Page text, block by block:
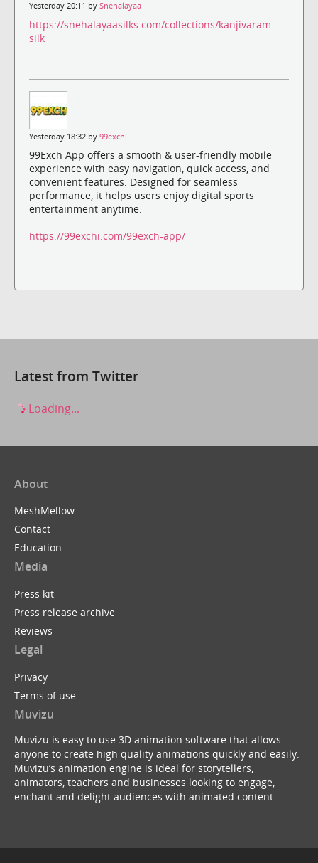
Yesterday 20:11 by Snehalayaa
https://snehalayaasilks.com/collections/kanjivaram-
silk
Yesterday 18:32 by 99exchi
99Exch App offers a smooth & user-friendly mobile
experience with easy navigation, quick access, and
convenient features. Designed for seamless
performance, it helps users enjoy digital sports
entertainment anytime.
https://99exchi.com/99exch-app/
Latest from Twitter
Loading...
About
MeshMellow
Contact
Education
Media
Press kit
Press release archive
Reviews
Legal
Privacy
Terms of use
Muvizu
Muvizu is easy to use 3D animation software that allows
anyone to create high quality animations quickly and easily.
Muvizu’s animation engine is ideal for storytellers,
animators, teachers and businesses looking to engage,
enchant and delight audiences with animated content.